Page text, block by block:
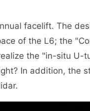
facelift. The
of the L6; the
the "in-situ U-
In addition, the